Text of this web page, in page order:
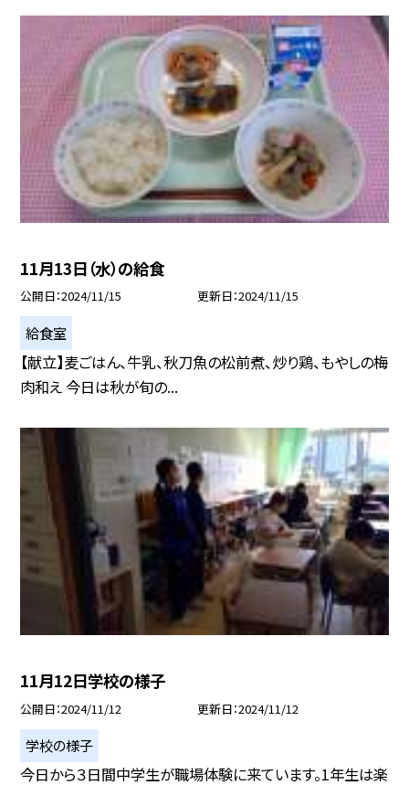
11月13日（水）の給食
公開日 2024/11/15 更新日 2024/11/15
給食室
【献立】麦ごはん、牛乳、秋刀魚の松前煮、炒り鶏、もやしの梅
肉和え 今日は秋が旬の...
11月12日学校の様子
公開日 2024/11/12 更新日 2024/11/12
学校の様子
今日から３日間中学生が職場体験に来ています。1年生は楽